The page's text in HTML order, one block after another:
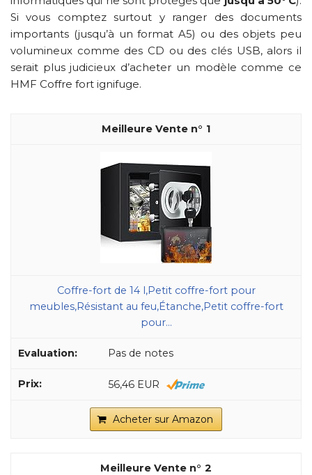
Si vous comptez surtout y ranger des documents
importants (jusqu’à un format A5) ou des objets peu
volumineux comme des CD ou des clés USB, alors il
serait plus judicieux d’acheter un modèle comme ce
HMF Coffre fort ignifuge.
1
Coffre-fort de 14 l,Petit coffre-fort pour
meubles,Résistant au feu,Étanche,Petit coffre-fort
pour...
Pas de notes
56,46 EUR
Acheter sur Amazon
2